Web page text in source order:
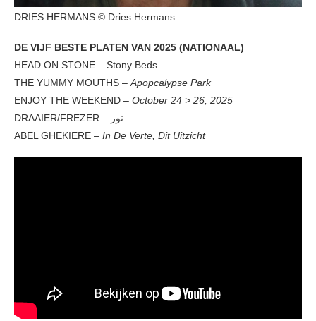
DRIES HERMANS © Dries Hermans
DE VIJF BESTE PLATEN VAN 2025 (NATIONAAL)
HEAD ON STONE – Stony Beds
THE YUMMY MOUTHS –Apopcalypse Park
ENJOY THE WEEKEND – October 24 > 26, 2025
DRAAIER/FREZER – نور
ABEL GHEKIERE – In De Verte, Dit Uitzicht